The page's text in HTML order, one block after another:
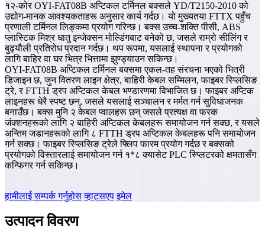
१२-कोर OYI-FAT08B अप्टिकल टर्मिनल बक्सले YD/T2150-2010 को
उद्योग-मानक आवश्यकताहरू अनुसार कार्य गर्दछ। यो मुख्यतया FTTX पहुँच
प्रणाली टर्मिनल लिङ्कमा प्रयोग गरिन्छ। बक्स उच्च-शक्ति पीसी, ABS
प्लास्टिक मिश्र धातु इन्जेक्सन मोल्डिंगबाट बनेको छ, जसले राम्रो सीलिंग र
बुढ्यौली प्रतिरोध प्रदान गर्दछ। थप रूपमा, यसलाई स्थापना र प्रयोगको
लागि बाहिर वा घर भित्र भित्तामा झुण्ड्याउन सकिन्छ।
OYI-FAT08B अप्टिकल टर्मिनल बक्समा एकल-तह संरचना भएको भित्री
डिजाइन छ, जुन वितरण लाइन क्षेत्र, बाहिरी केबल सम्मिलन, फाइबर स्प्लिसिङ
ट्रे, र FTTH ड्रप अप्टिकल केबल भण्डारणमा विभाजित छ। फाइबर अप्टिक
लाइनहरू धेरै स्पष्ट छन्, जसले यसलाई सञ्चालन र मर्मत गर्न सुविधाजनक
बनाउँछ। बक्स मुनि २ केबल प्वालहरू छन् जसले प्रत्यक्ष वा फरक
जंक्शनहरूको लागि २ बाहिरी अप्टिकल केबलहरू समायोजन गर्न सक्छ, र यसले
अन्तिम जडानहरूको लागि ८ FTTH ड्रप अप्टिकल केबलहरू पनि समायोजन
गर्न सक्छ। फाइबर स्प्लिसिङ ट्रेले फ्लिप फारम प्रयोग गर्दछ र बक्सको
प्रयोगको विस्तारलाई समायोजन गर्न १*८ क्यासेट PLC स्प्लिटरको क्षमतासँग
कन्फिगर गर्न सकिन्छ।
हामीलाई सम्पर्क गर्नुहोस व्हाट्सएप इमेल
उत्पादन विवरण